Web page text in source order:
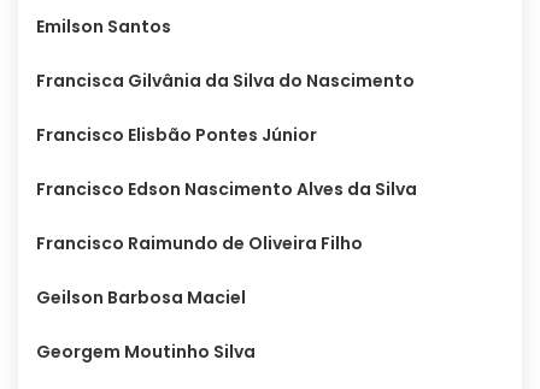
Emilson Santos
Francisca Gilvânia da Silva do Nascimento
Francisco Elisbão Pontes Júnior
Francisco Edson Nascimento Alves da Silva
Francisco Raimundo de Oliveira Filho
Geilson Barbosa Maciel
Georgem Moutinho Silva